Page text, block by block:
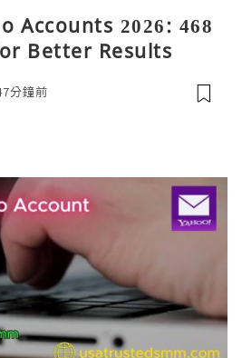
Accounts 2026: 468
Better Results
分鐘前